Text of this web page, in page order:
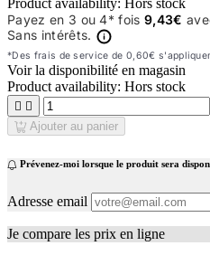
Product availability: Hors stock
Voir la disponibilité en magasin
Product availability: Hors stock
 
Ajouter au panier
Prévenez-moi lorsque le produit sera
Adresse email
Je compare les prix en ligne